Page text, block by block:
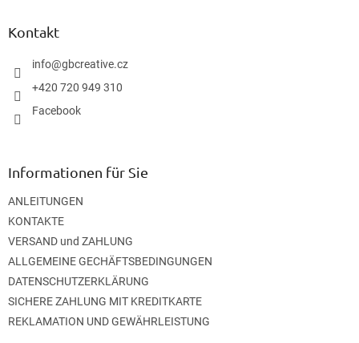
Kontakt
info@gbcreative.cz
+420 720 949 310
Facebook
Informationen für Sie
ANLEITUNGEN
KONTAKTE
VERSAND und ZAHLUNG
ALLGEMEINE GECHÄFTSBEDINGUNGEN
DATENSCHUTZERKLÄRUNG
SICHERE ZAHLUNG MIT KREDITKARTE
REKLAMATION UND GEWÄHRLEISTUNG